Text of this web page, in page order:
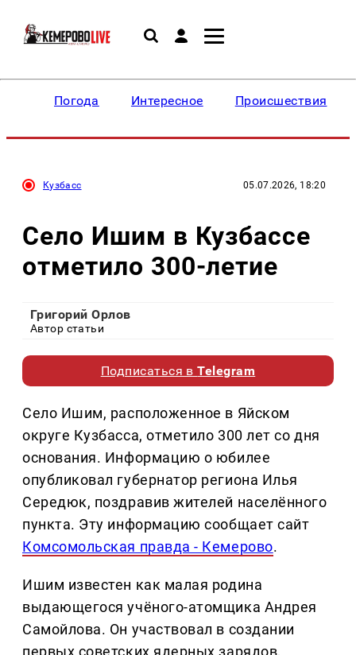
Погода Интересное Происшествия
Кузбасс 05.07.2026, 18:20
Село Ишим в Кузбассе
отметило 300-летие
Григорий Орлов
Автор статьи
Подписаться вTelegram
Село Ишим, расположенное в Яйском
округе Кузбасса, отметило 300 лет со дня
основания. Информацию о юбилее
опубликовал губернатор региона Илья
Середюк, поздравив жителей населённого
пункта. Эту информацию сообщает сайт
Комсомольская правда - Кемерово.
Ишим известен как малая родина
выдающегося учёного-атомщика Андрея
Самойлова. Он участвовал в создании
первых советских ядерных зарядов,